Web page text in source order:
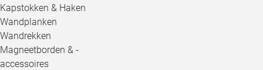
Kapstokken & Haken
Wandplanken
Wandrekken
Magneetborden & -
accessoires